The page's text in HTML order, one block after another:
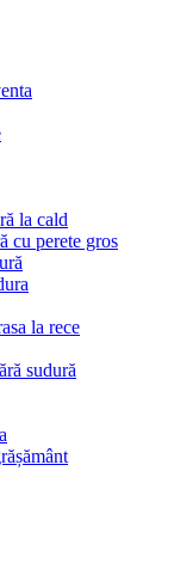
la cald
cu perete gros
la rece
sudură